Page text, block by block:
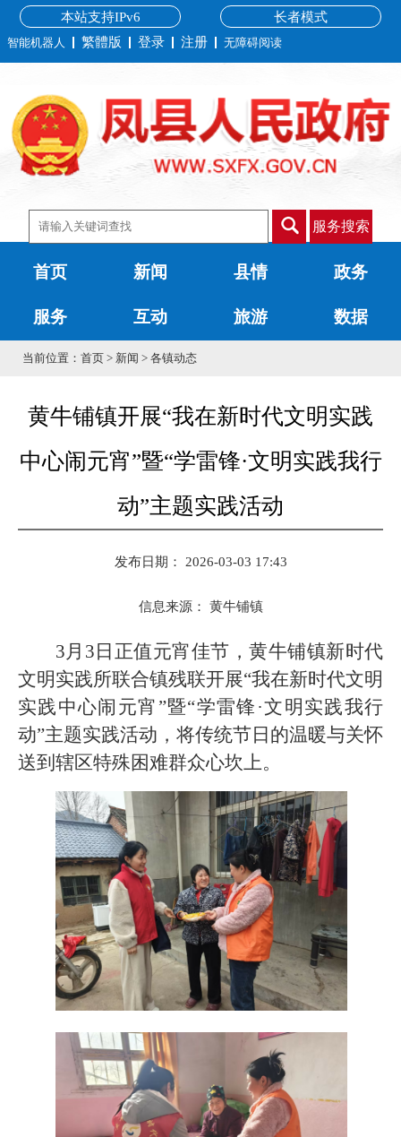
长者模式
本站支持IPv6
智能机器人 繁體版 登录 注册 无障碍阅读
服务搜索
首页 新闻 县情 政务
服务 互动 旅游 数据
当前位置： 首页 > 新闻 > 各镇动态
黄牛铺镇开展“我在新时代文明实践
中心闹元宵”暨“学雷锋·文明实践我行
动”主题实践活动
发布日期： 2026-03-03 17:43
信息来源： 黄牛铺镇
3月3日正值元宵佳节，黄牛铺镇新时代
文明实践所联合镇残联开展“我在新时代文明
实践中心闹元宵”暨“学雷锋·文明实践我行
动”主题实践活动，将传统节日的温暖与关怀
送到辖区特殊困难群众心坎上。